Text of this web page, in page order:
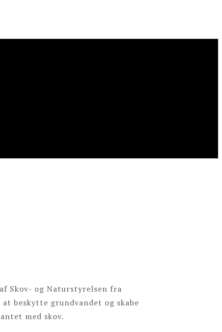
Skov- og Naturstyrelsen fra
beskytte grundvandet og skabe
med skov.